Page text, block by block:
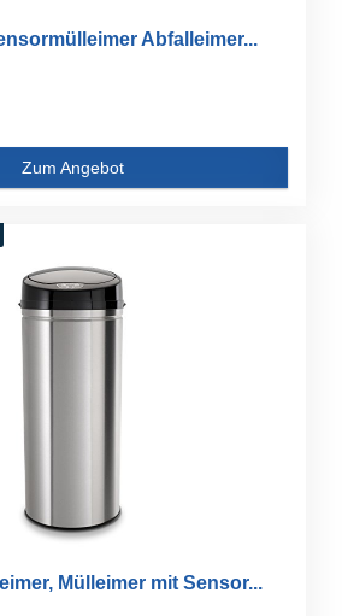
Abfalleimer...
Zum Angebot
Mülleimer mit Sensor...